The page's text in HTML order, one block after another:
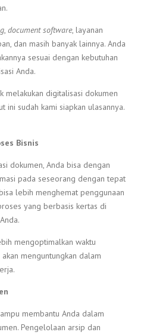
, document software, layanan
dan masih banyak lainnya. Anda
sesuai dengan kebutuhan
Anda.
melakukan digitalisasi dokumen
ini sudah kami siapkan ulasannya.
Bisnis
dokumen, Anda bisa dengan
pada seseorang dengan tepat
lebih menghemat penggunaan
yang berbasis kertas di
mengoptimalkan waktu
menguntungkan dalam
membantu Anda dalam
Pengelolaan arsip dan